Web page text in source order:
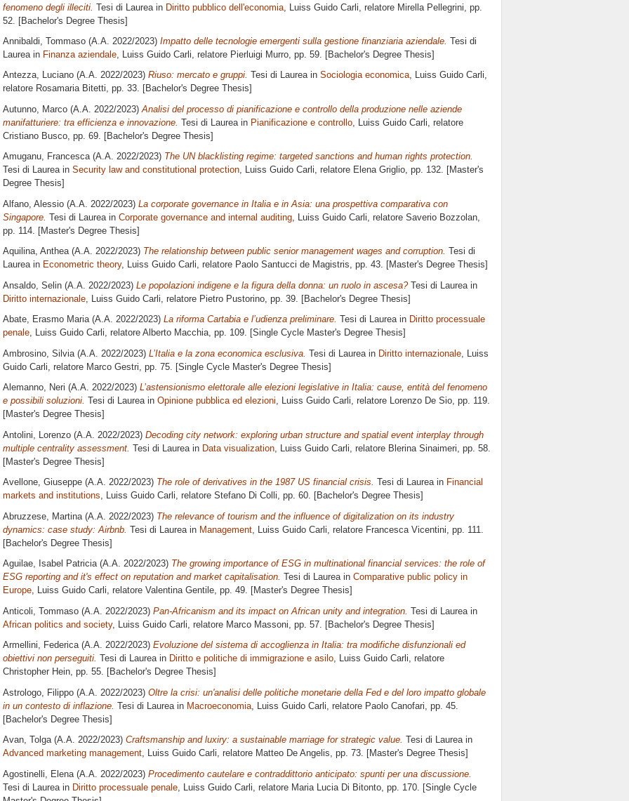
fenomeno degli illeciti. Tesi di Laurea in Diritto pubblico dell'economia , Luiss Guido Carli, relatore Mirella Pellegrini , pp.
52. [Bachelor's Degree Thesis]
Annibaldi, Tommaso (A.A. 2022/2023) Impatto delle tecnologie emergenti sulla gestione finanziaria aziendale. Tesi di
Laurea in Finanza aziendale , Luiss Guido Carli, relatore Pierluigi Murro , pp. 59. [Bachelor's Degree Thesis]
Antezza, Luciano (A.A. 2022/2023) Riuso: mercato e gruppi. Tesi di Laurea in Sociologia economica, Luiss Guido Carli,
relatore Rosamaria Bitetti, pp. 33. [Bachelor's Degree Thesis]
Autunno, Marco (A.A. 2022/2023) Analisi del processo di pianificazione e controllo della produzione nelle aziende
manifatturiere: tra efficienza e innovazione. Tesi di Laurea in Pianificazione e controllo , Luiss Guido Carli, relatore
Cristiano Busco , pp. 69. [Bachelor's Degree Thesis]
Amuganu, Francesca(A.A. 2022/2023) The UN blacklisting regime: targeted sanctions and human rights protection.
Tesi di Laurea in Security law and constitutional protection, Luiss Guido Carli, relatore Elena Griglio, pp. 132. [Master's
Degree Thesis]
Alfano, Alessio (A.A. 2022/2023) La corporate governance in Italia e in Asia: una prospettiva comparativa con
Singapore. Tesi di Laurea in Corporate governance and internal auditing , Luiss Guido Carli, relatore Saverio Bozzolan
pp. 114. [Master's Degree Thesis]
Aquilina, Anthea(A.A. 2022/2023) The relationship between public senior management wages and corruption. Tesi di
Laurea in Econometric theory, Luiss Guido Carli, relatore Paolo Santucci de Magistris, pp. 43. [Master's Degree Thesis]
Ansaldo, Selin (A.A. 2022/2023) Le popolazioni indigene e la figura della donna: un ruolo in ascesa?Tesi di Laurea in
Diritto internazionale , Luiss Guido Carli, relatore Pietro Pustorino , pp. 39. [Bachelor's Degree Thesis]
Abate, Erasmo Maria(A.A. 2022/2023) La riforma Cartabia e l’udienza preliminare. Tesi di Laurea in Diritto processuale
penale, Luiss Guido Carli, relatore Alberto Macchia, pp. 109. [Single Cycle Master's Degree Thesis]
Ambrosino, Silvia (A.A. 2022/2023) L’Italia e la zona economica esclusiva. Tesi di Laurea in Diritto internazionale , Luiss
Guido Carli, relatore Marco Gestri , pp. 75. [Single Cycle Master's Degree Thesis]
Alemanno, Neri (A.A. 2022/2023) L’astensionismo elettorale alle elezioni legislative in Italia: cause, entità del fenomeno
e possibili soluzioni. Tesi di Laurea in Opinione pubblica ed elezioni, Luiss Guido Carli, relatore Lorenzo De Sio, pp. 119.
[Master's Degree Thesis]
Antolini, Lorenzo (A.A. 2022/2023) Decoding city network: exploring urban structure and spatial event interplay through
multiple centrality assessment. Tesi di Laurea in Data visualization , Luiss Guido Carli, relatore Blerina Sinaimeri , pp. 58.
[Master's Degree Thesis]
Avellone, Giuseppe (A.A. 2022/2023) The role of derivatives in the 1987 US financial crisis. Tesi di Laurea in Financial
markets and institutions, Luiss Guido Carli, relatore Stefano Di Colli, pp. 60. [Bachelor's Degree Thesis]
Abruzzese, Martina (A.A. 2022/2023) The relevance of tourism and the influence of digitalization on its industry
dynamics: case study: Airbnb. Tesi di Laurea in Management , Luiss Guido Carli, relatore Francesca Vicentini , pp. 111.
[Bachelor's Degree Thesis]
Aguilae, Isabel Patricia(A.A. 2022/2023) The growing importance of ESG in multinational financial services: the role of
ESG reporting and it's effect on reputation and market capitalisation. Tesi di Laurea in Comparative public policy in
Europe, Luiss Guido Carli, relatore Valentina Gentile, pp. 49. [Master's Degree Thesis]
Anticoli, Tommaso (A.A. 2022/2023) Pan-Africanism and its impact on African unity and integration. Tesi di Laurea in
African politics and society, Luiss Guido Carli, relatore Marco Massoni , pp. 57. [Bachelor's Degree Thesis]
Armellini, Federica(A.A. 2022/2023) Evoluzione del sistema di accoglienza in Italia: tra modifiche disfunzionali ed
obiettivi non perseguiti. Tesi di Laurea in Diritto e politiche di immigrazione e asilo, Luiss Guido Carli, relatore
Christopher Hein, pp. 55. [Bachelor's Degree Thesis]
Astrologo, Filippo (A.A. 2022/2023) Oltre la crisi: un'analisi delle politiche monetarie della Fed e del loro impatto globale
in un contesto di inflazione. Tesi di Laurea in Macroeconomia , Luiss Guido Carli, relatore Paolo Canofari , pp. 45.
[Bachelor's Degree Thesis]
Avan, Tolga(A.A. 2022/2023) Craftsmanship and luxiry: a sustainable marriage for strategic value. Tesi di Laurea in
Advanced marketing management, Luiss Guido Carli, relatore Matteo De Angelis, pp. 73. [Master's Degree Thesis]
Agostinelli, Elena (A.A. 2022/2023) Procedimento cautelare e contraddittorio anticipato: spunti per una discussione.
Tesi di Laurea in Diritto processuale penale , Luiss Guido Carli, relatore Maria Lucia Di Bitonto , pp. 170. [Single Cycle